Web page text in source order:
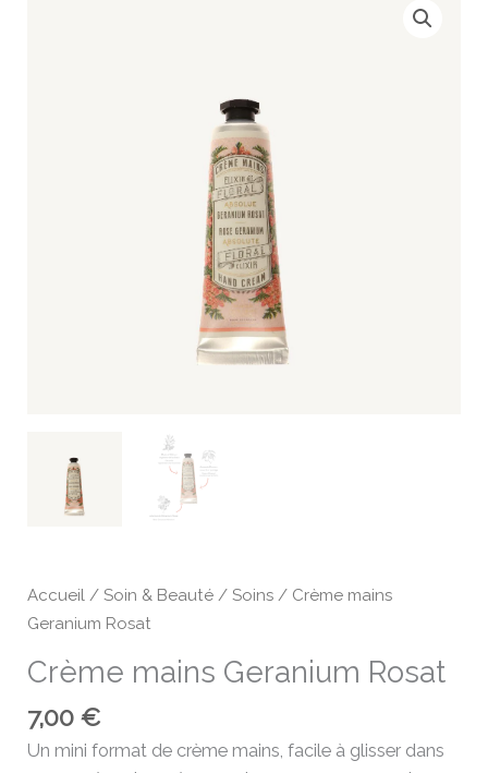
Accueil /Soin & Beauté /Soins / Crème mains
Geranium Rosat
Crème mains Geranium Rosat
7,00€
Un mini format de crème mains, facile à glisser dans